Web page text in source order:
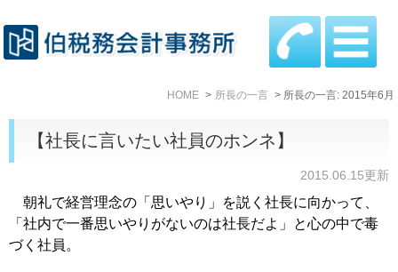
HOME 所長の一言 所長の一言: 2015年6月
【社長に言いたい社員のホンネ】
2015.06.15更新
朝礼で経営理念の「思いやり」を説く社長に向かって、
「社内で一番思いやりがないのは社長だよ」と心の中で毒
づく社員。